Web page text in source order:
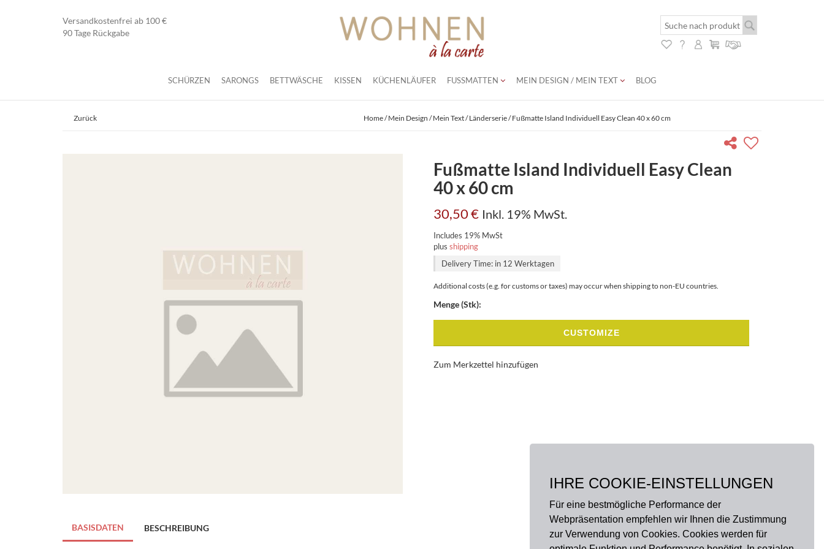
IHRE COOKIE-EINSTELLUNGEN
Für eine bestmögliche Performance der
Webpräsentation empfehlen wir Ihnen die Zustimmung
zur Verwendung von Cookies. Cookies werden für
Versandkostenfrei ab 100 €
90 Tage Rückgabe
SCHÜRZEN SARONGS BETTWÄSCHE KISSEN KÜCHENLÄUFER FUSSMATTEN MEIN DESIGN / MEIN TEXT BLOG
Zurück Home/Mein Design / Mein Text/Länderserie/ Fußmatte Island Individuell Easy Clean 40 x 60 cm
Fußmatte Island Individuell Easy Clean
40 x 60 cm
30,50€ Inkl. 19% MwSt.
Includes 19% MwSt
plus shipping
Delivery Time: in 12 Werktagen
Additional costs (e.g. for customs or taxes) may occur when shipping to non-EU countries.
Menge (Stk):
CUSTOMIZE
Zum Merkzettel hinzufügen
BASISDATEN BESCHREIBUNG